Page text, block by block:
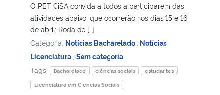
Ministério de Minas e Energia
Ministério da Ciência, Tecnologia, Inovações e Comunicações
Ministério do Meio Ambiente
Ministério do Turismo
O PET CiSA convida a todos a participarem das
atividades abaixo, que ocorrerão nos dias 15 e 16
de abril: Roda de […]
Categoria: Notícias Bacharelado Notícias
Licenciatura Sem categoria
Tags:
Bacharelado ciências sociais
estudantes
Licenciatura em Ciências Sociais